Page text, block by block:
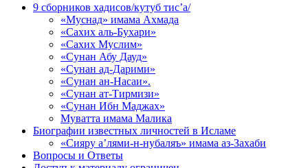
9 сборников хадисов/кутуб тис’а/
«Муснад» имама Ахмада
«Сахих аль-Бухари»
«Сахих Муслим»
«Сунан Абу Дауд»
«Сунан ад-Дарими»
«Сунан ан-Насаи».
«Сунан ат-Тирмизи»
«Сунан Ибн Маджах»
Муватта имама Малика
Биографии известных личностей в Исламе
«Сияру а’лями-н-нубаляъ» имама аз-Захаби
Вопросы и Ответы